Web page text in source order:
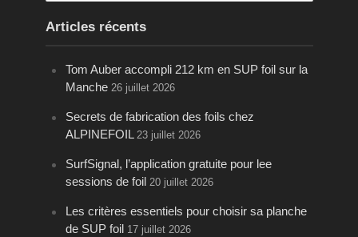
Articles récents
Tom Auber accompli 212 km en SUP foil sur la
Manche 26 juillet 2026
Secrets de fabrication des foils chez
ALPINEFOIL 23 juillet 2026
SurfSignal, l’application gratuite pour lee
sessions de foil 20 juillet 2026
Les critères essentiels pour choisir sa planche
de SUP foil 17 juillet 2026